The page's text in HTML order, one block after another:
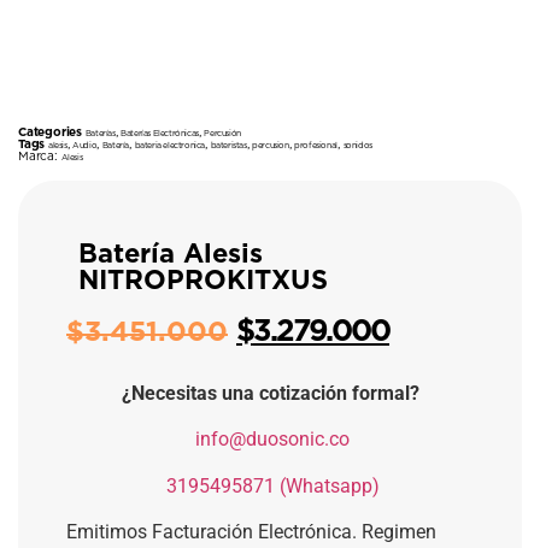
Categories Baterías,Baterías Electrónicas,Percusión
Tags alesis, Audio Batería bateria electronica bateristas,percusion,profesional, sonidos
Marca: Alesis
Batería Alesis
NITROPROKITXUS
$3.451.000 $3.279.000
¿Necesitas una cotización formal?
info@duosonic.co
3195495871 (Whatsapp)
Emitimos Facturación Electrónica. Regimen